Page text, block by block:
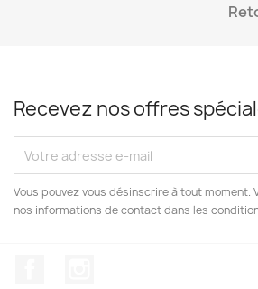
Recevez nos offres
Vous pouvez vous désinscrire à tout moment.
nos informations de contact dans les